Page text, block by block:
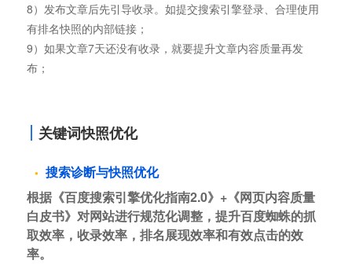
8）发布文章后先引导收录。如提交搜索引擎登录、合理使用
有排名快照的内部链接；
9）如果文章7天还没有收录，就要提升文章内容质量再发
布；
关键词快照优化
搜索诊断与快照优化
根据《百度搜索引擎优化指南2.0》+《网页内容质量
白皮书》对网站进行规范化调整，提升百度蜘蛛的抓
取效率，收录效率，排名展现效率和有效点击的效
率。